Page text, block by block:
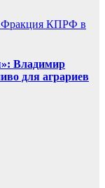
Фракция КПРФ в
Владимир
для аграриев